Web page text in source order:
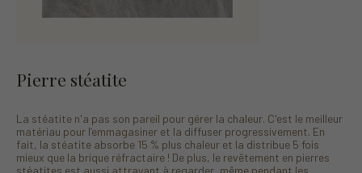
Pierre stéatite
La stéatite n'a pas son pareil pour gérer la chaleur. C'est le meilleur
matériau pour l’emmagasiner et la diffuser progressivement. En
fait, la stéatite absorbe 15 % plus chaleur et la distribue 5 fois
mieux que la brique réfractaire ! De plus, le revêtement en pierres
stéatites est aussi attrayant à regarder, même pendant les